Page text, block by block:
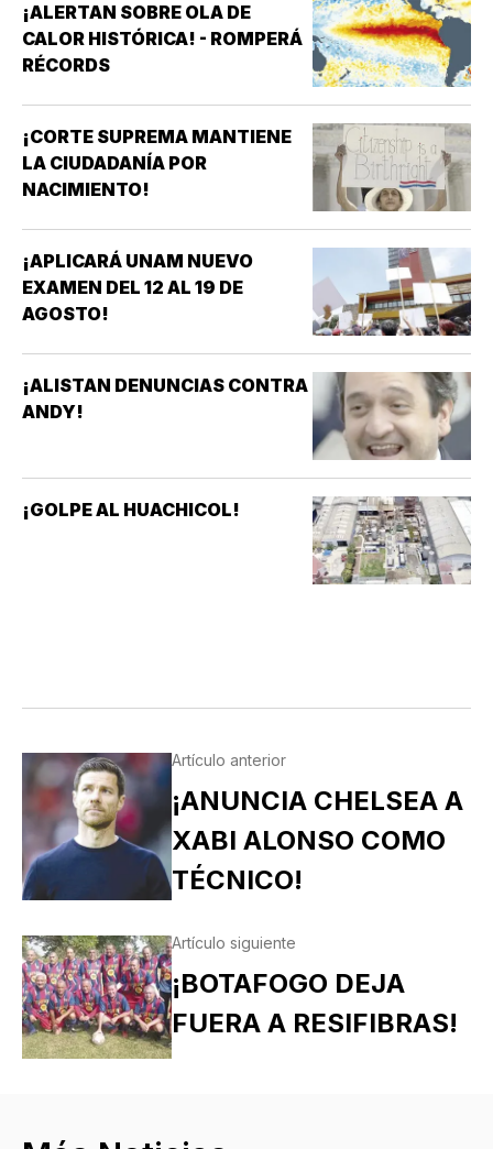
¡ALERTAN SOBRE OLA DE
CALOR HISTÓRICA! - ROMPERÁ
RÉCORDS
¡CORTE SUPREMA MANTIENE
LA CIUDADANÍA POR
NACIMIENTO!
¡APLICARÁ UNAM NUEVO
EXAMEN DEL 12 AL 19 DE
AGOSTO!
¡ALISTAN DENUNCIAS CONTRA
ANDY!
¡GOLPE AL HUACHICOL!
Artículo anterior
¡ANUNCIA CHELSEA A
XABI ALONSO COMO
TÉCNICO!
Artículo siguiente
¡BOTAFOGO DEJA
FUERA A RESIFIBRAS!